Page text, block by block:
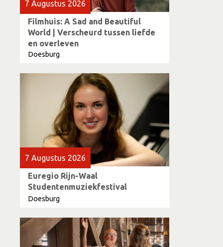
7 Augustus 2026
Filmhuis: A Sad and Beautiful
World | Verscheurd tussen liefde
en overleven
Doesburg
7 Augustus 2026
Euregio Rijn-Waal
Studentenmuziekfestival
Doesburg